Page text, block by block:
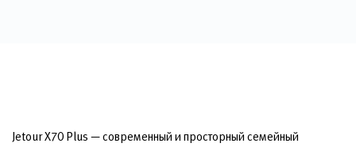
Jetour X70 Plus — современный и просторный семейный